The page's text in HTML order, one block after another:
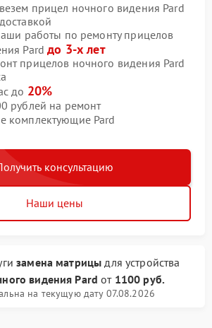
прицел ночного видения Pard
работы по ремонту прицелов
Pardдо 3-х лет
прицелов ночного видения Pard
до 20%
рублей на ремонт
комплектующие Pard
консультацию
Наши цены
замена матрицы для устройства
видения Pard от 1100 руб.
на текущую дату 07.08.2026